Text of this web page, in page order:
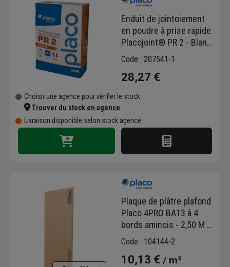
Enduit de jointoiement
en poudre à prise rapide
Placojoint® PR 2 - Blanc
- Sac de 25 kg
Code : 207541-1
28,27 €
Choisir une agence pour vérifier le stock
Trouver du stock en agence
Livraison disponible selon stock agence
Plaque de plâtre plafond
Placo 4PRO BA13 à 4
bords amincis - 2,50 M x
1,20 M - ép. 13 MM
Code : 104144-2
10,13 € / m²